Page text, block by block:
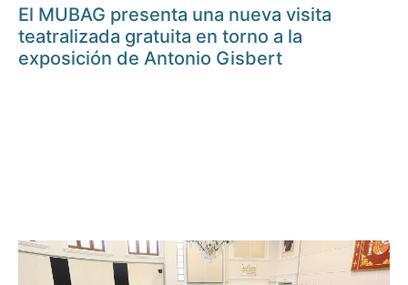
El MUBAG presenta una nueva visita
teatralizada gratuita en torno a la
exposición de Antonio Gisbert